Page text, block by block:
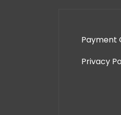
Payment
Privacy